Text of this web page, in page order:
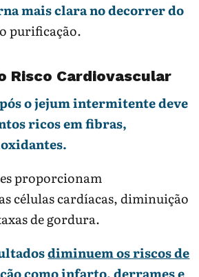
mais clara no decorrer do
purificação.
Risco Cardiovascular
o jejum intermitente deve
ricos em fibras,
proporcionam
células cardíacas, diminuição
de gordura.
diminuem os riscos de
como infarto, derrames e